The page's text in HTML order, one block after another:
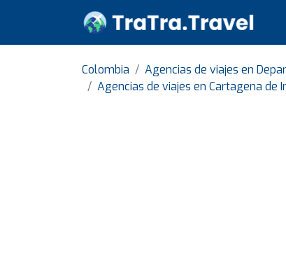
Colombia Agencias de viajes en
Agencias de viajes en Cartagena de